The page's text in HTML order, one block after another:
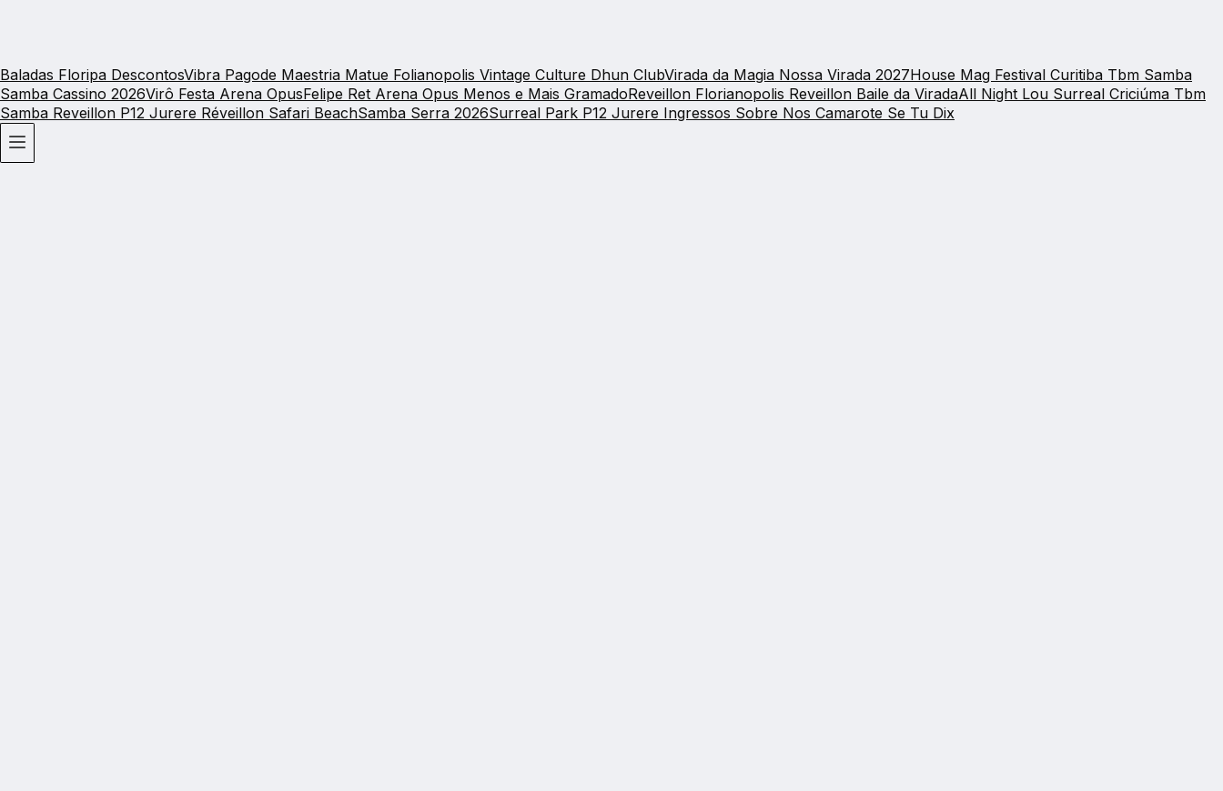
Baladas Floripa DescontosVibra Pagode Maestria Matue Folianopolis Vintage Culture Dhun ClubVirada da Magia Nossa Virada 2027House Mag Festival Curitiba Tbm Samba
Samba Cassino 2026Virô Festa Arena OpusFelipe Ret Arena Opus Menos e Mais GramadoReveillon Florianopolis Reveillon Baile da ViradaAll Night Lou Surreal Criciúma Tbm
Samba Reveillon P12 Jurere Réveillon Safari BeachSamba Serra 2026Surreal Park P12 Jurere Ingressos Sobre Nos Camarote Se Tu Dix